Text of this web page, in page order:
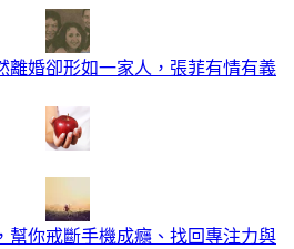
離婚卻形如一家人，張菲有情有義
幫你戒斷手機成癮、找回專注力與